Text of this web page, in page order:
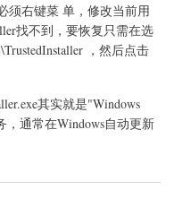
须右键菜 单，修改当前用
找不到，要恢复只需在选
，然后点击
其实就是"Windows
，通常在Windows自动更新